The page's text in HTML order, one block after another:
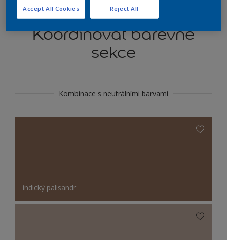
Koordinovat barevné
sekce
Kombinace s neutrálními barvami
indický palisandr
Reject All
Accept All Cookies